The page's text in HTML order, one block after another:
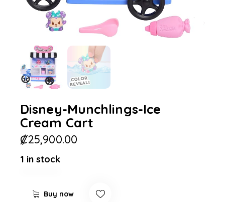
Disney-Munchlings-Ice
Cream Cart
₡25,900.00
1 in stock
Buy now